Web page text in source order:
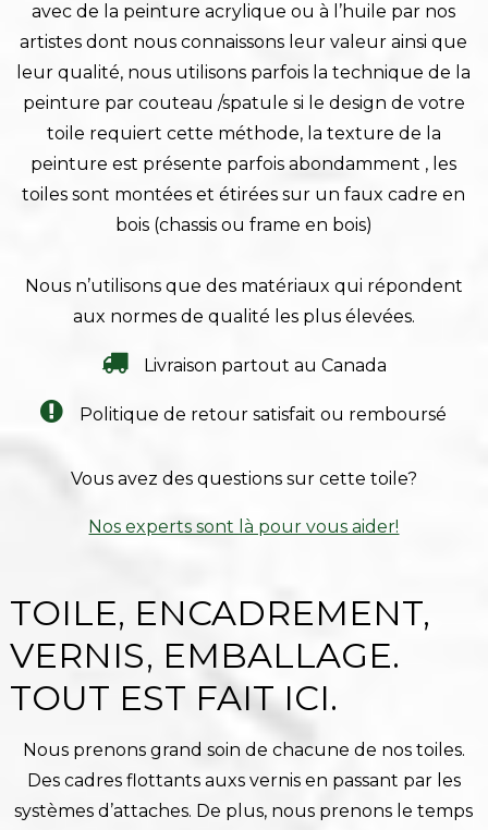
avec de la peinture acrylique ou à l’huile par nos
artistes dont nous connaissons leur valeur ainsi que
leur qualité, nous utilisons parfois la technique de la
peinture par couteau /spatule si le design de votre
toile requiert cette méthode, la texture de la
peinture est présente parfois abondamment , les
toiles sont montées et étirées sur un faux cadre en
bois (chassis ou frame en bois)
Nous n’utilisons que des matériaux qui répondent
aux normes de qualité les plus élevées.
Livraison partout au Canada
Politique de retour satisfait ou remboursé
Vous avez des questions sur cette toile?
Nos experts sont là pour vous aider!
TOILE, ENCADREMENT,
VERNIS, EMBALLAGE.
TOUT EST FAIT ICI.
Nous prenons grand soin de chacune de nos toiles.
Des cadres flottants auxs vernis en passant par les
systèmes d’attaches. De plus, nous prenons le temps